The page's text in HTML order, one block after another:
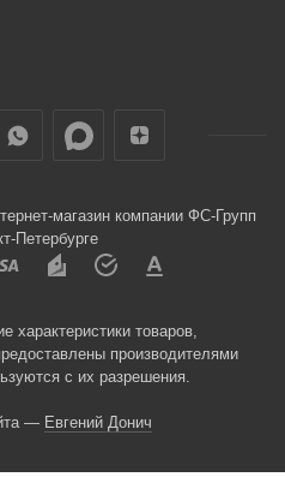
магазин компании ФС-Групп
Петербурге
характеристики товаров,
производителями
с их разрешения.
— Евгений Донич